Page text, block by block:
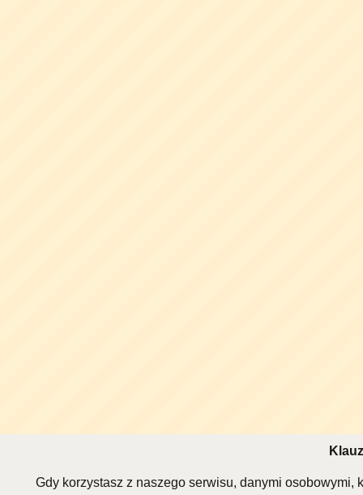
Gdy korzystasz z naszego serwisu, danymi osobowymi,